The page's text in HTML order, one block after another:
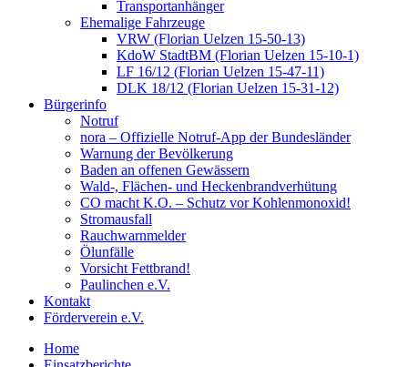
Transportanhänger
Ehemalige Fahrzeuge
VRW (Florian Uelzen 15-50-13)
KdoW StadtBM (Florian Uelzen 15-10-1)
LF 16/12 (Florian Uelzen 15-47-11)
DLK 18/12 (Florian Uelzen 15-31-12)
Bürgerinfo
Notruf
nora – Offizielle Notruf-App der Bundesländer
Warnung der Bevölkerung
Baden an offenen Gewässern
Wald-, Flächen- und Heckenbrandverhütung
CO macht K.O. – Schutz vor Kohlenmonoxid!
Stromausfall
Rauchwarnmelder
Ölunfälle
Vorsicht Fettbrand!
Paulinchen e.V.
Kontakt
Förderverein e.V.
Home